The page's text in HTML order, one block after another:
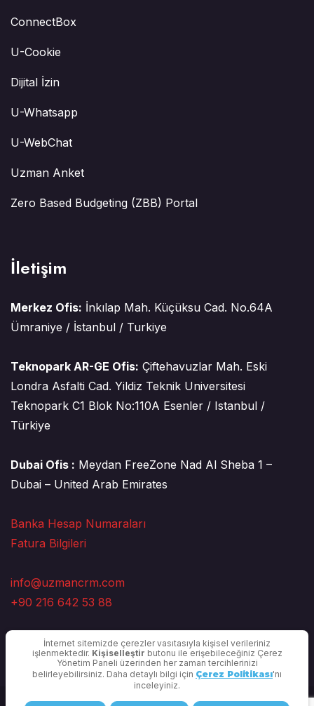
ConnectBox
U-Cookie
Dijital İzin
U-Whatsapp
U-WebChat
Uzman Anket
Zero Based Budgeting (ZBB) Portal
İletişim
Merkez Ofis: İnkılap Mah. Küçüksu Cad. No.64A
Ümraniye / İstanbul / Turkiye
Teknopark AR-GE Ofis: Çiftehavuzlar Mah. Eski
Londra Asfalti Cad. Yildiz Teknik Universitesi
Teknopark C1 Blok No:110A Esenler / Istanbul /
Türkiye
Dubai Ofis : Meydan FreeZone Nad Al Sheba 1 –
Dubai – United Arab Emirates
Banka Hesap Numaraları
Fatura Bilgileri
info@uzmancrm.com
+90 216 642 53 88
İnternet sitemizde çerezler vasıtasıyla kişisel verileriniz
işlenmektedir. Kişiselleştir butonu ile erişebileceğiniz Çerez
Yönetim Paneli üzerinden her zaman tercihlerinizi
belirleyebilirsiniz. Daha detaylı bilgi için Çerez Politikası'nı
inceleyiniz.